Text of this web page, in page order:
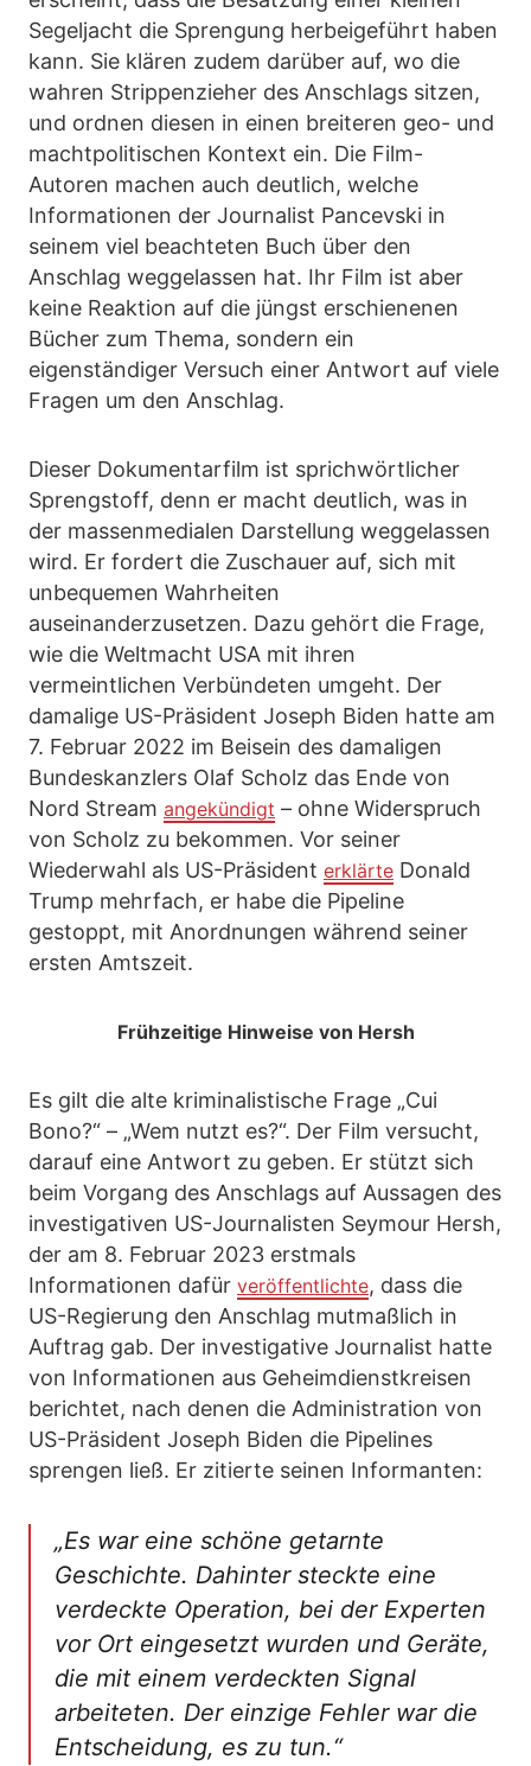
Segeljacht die Sprengung herbeigeführt haben
kann. Sie klären zudem darüber auf, wo die
wahren Strippenzieher des Anschlags sitzen,
und ordnen diesen in einen breiteren geo- und
machtpolitischen Kontext ein. Die Film-
Autoren machen auch deutlich, welche
Informationen der Journalist Pancevski in
seinem viel beachteten Buch über den
Anschlag weggelassen hat. Ihr Film ist aber
keine Reaktion auf die jüngst erschienenen
Bücher zum Thema, sondern ein
eigenständiger Versuch einer Antwort auf viele
Fragen um den Anschlag.
Dieser Dokumentarfilm ist sprichwörtlicher
Sprengstoff, denn er macht deutlich, was in
der massenmedialen Darstellung weggelassen
wird. Er fordert die Zuschauer auf, sich mit
unbequemen Wahrheiten
auseinanderzusetzen. Dazu gehört die Frage,
wie die Weltmacht USA mit ihren
vermeintlichen Verbündeten umgeht. Der
damalige US-Präsident Joseph Biden hatte am
7. Februar 2022 im Beisein des damaligen
Bundeskanzlers Olaf Scholz das Ende von
Nord Stream angekündigt – ohne Widerspruch
von Scholz zu bekommen. Vor seiner
Wiederwahl als US-Präsident erklärte Donald
Trump mehrfach, er habe die Pipeline
gestoppt, mit Anordnungen während seiner
ersten Amtszeit.
Frühzeitige Hinweise von Hersh
Es gilt die alte kriminalistische Frage „Cui
Bono?“ – „Wem nutzt es?“. Der Film versucht,
darauf eine Antwort zu geben. Er stützt sich
beim Vorgang des Anschlags auf Aussagen des
investigativen US-Journalisten Seymour Hersh,
der am 8. Februar 2023 erstmals
Informationen dafür veröffentlichte, dass die
US-Regierung den Anschlag mutmaßlich in
Auftrag gab. Der investigative Journalist hatte
von Informationen aus Geheimdienstkreisen
berichtet, nach denen die Administration von
US-Präsident Joseph Biden die Pipelines
sprengen ließ. Er zitierte seinen Informanten:
„Es war eine schöne getarnte
Geschichte. Dahinter steckte eine
verdeckte Operation, bei der Experten
vor Ort eingesetzt wurden und Geräte,
die mit einem verdeckten Signal
arbeiteten. Der einzige Fehler war die
Entscheidung, es zu tun.“